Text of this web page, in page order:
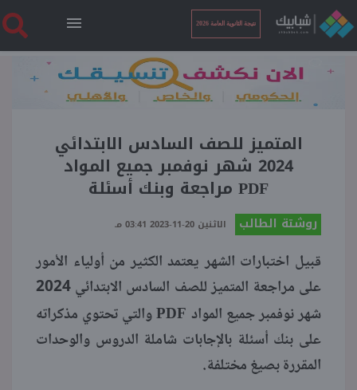
نتيجة الثانوية العامة 2026
الرئيسية
نتيجة الثانوية العامة 2026
أخبار ساخنة
بوابة الطلبة
ملفات
المتميز للصف السادس الابتدائي
2024 شهر نوفمبر جميع المواد
PDF مراجعة وبنك أسئلة
روشتة الطالب الاثنين 20-11-2023 03:41 مـ
قبيل اختبارات الشهر يعتمد الكثير من أولياء الأمور
على مراجعة المتميز للصف السادس الابتدائي 2024
شهر نوفمبر جميع المواد PDFوالتي تحتوي مذكراته
على بنك أسئلة بالإجابات شاملة الدروس والوحدات
المقررة بصيغ مختلفة.